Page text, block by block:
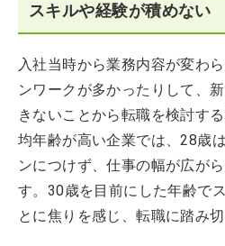
スキルや経験が積めない
入社当時から業務内容が変わ
ンワークが多かったりして、
きないことから転職を検討す
均年齢が高い企業では、28歳
ンにつけず、仕事の幅が広が
す。30歳を目前にした年齢で
とに焦りを感じ、転職に踏み